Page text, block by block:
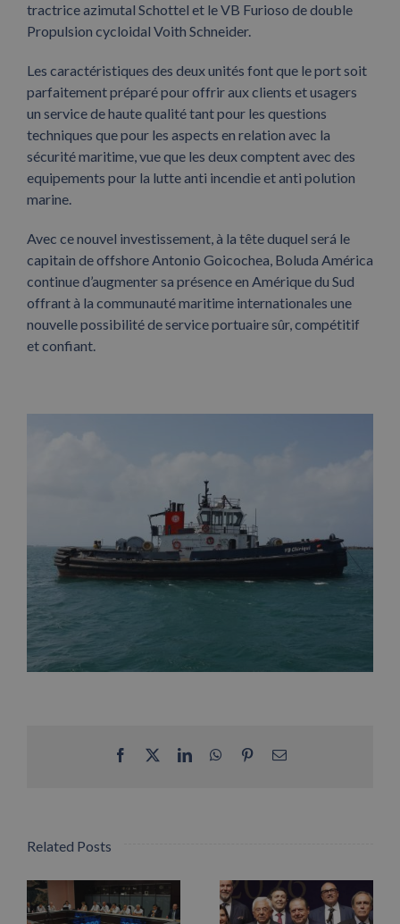
tractrice azimutal Schottel et le VB Furioso de double
Propulsion cycloidal Voith Schneider.
Les caractéristiques des deux unités font que le port soit
parfaitement préparé pour offrir aux clients et usagers
un service de haute qualité tant pour les questions
techniques que pour les aspects en relation avec la
sécurité maritime, vue que les deux comptent avec des
equipements pour la lutte anti incendie et anti polution
marine.
Avec ce nouvel investissement, à la tête duquel será le
capitain de offshore Antonio Goicochea, Boluda América
continue d’augmenter sa présence en Amérique du Sud
offrant à la communauté maritime internationales une
nouvelle possibilité de service portuaire sûr, compétitif
et confiant.
Facebook LinkedInWhatsApp
PinterestEmail
Related Posts